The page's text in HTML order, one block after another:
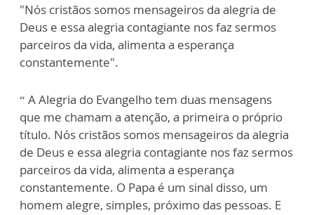
"Nós cristãos somos mensageiros da alegria de
Deus e essa alegria contagiante nos faz sermos
parceiros da vida, alimenta a esperança
constantemente".
“ A Alegria do Evangelho tem duas mensagens
que me chamam a atenção, a primeira o próprio
título. Nós cristãos somos mensageiros da alegria
de Deus e essa alegria contagiante nos faz sermos
parceiros da vida, alimenta a esperança
constantemente. O Papa é um sinal disso, um
homem alegre, simples, próximo das pessoas. E